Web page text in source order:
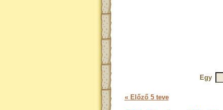
Egy
« Előző 5 teve